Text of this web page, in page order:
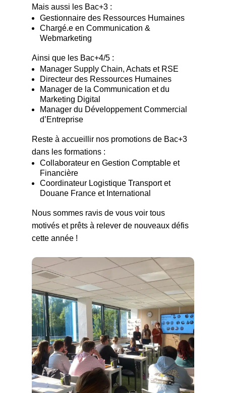
Mais aussi les Bac+3 :
Gestionnaire des Ressources Humaines
Chargé.e en Communication &
Webmarketing
Ainsi que les Bac+4/5 :
Manager Supply Chain, Achats et RSE
Directeur des Ressources Humaines
Manager de la Communication et du
Marketing Digital
Manager du Développement Commercial
d’Entreprise
Reste à accueillir nos promotions de Bac+3
dans les formations :
Collaborateur en Gestion Comptable et
Financière
Coordinateur Logistique Transport et
Douane France et International
Nous sommes ravis de vous voir tous
motivés et prêts à relever de nouveaux défis
cette année !